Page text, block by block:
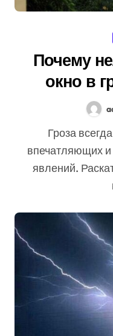
Почему
окно в
Гроза всегда была одним из самых
впечатляющих
явлений.